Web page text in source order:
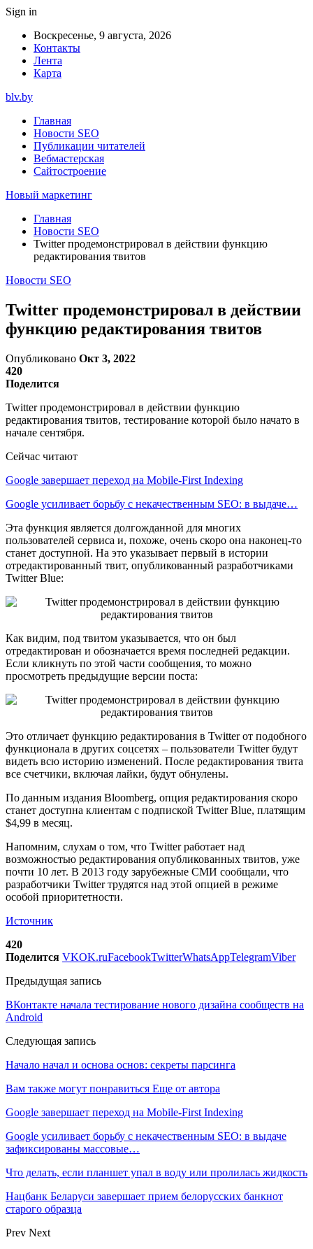
Sign in
Воскресенье, 9 августа, 2026
Контакты
Лента
Карта
blv.by
Главная
Новости SEO
Публикации читателей
Вебмастерская
Сайтостроение
Новый маркетинг
Главная
Новости SEO
Twitter продемонстрировал в действии функцию
редактирования твитов
Новости SEO
Twitter продемонстрировал в действии
функцию редактирования твитов
Опубликовано Окт 3, 2022
420
Поделится
Twitter продемонстрировал в действии функцию
редактирования твитов, тестирование которой было начато в
начале сентября.
Сейчас читают
Google завершает переход на Mobile-First Indexing
Google усиливает борьбу с некачественным SEO: в выдаче…
Эта функция является долгожданной для многих
пользователей сервиса и, похоже, очень скоро она наконец-то
станет доступной. На это указывает первый в истории
отредактированный твит, опубликованный разработчиками
Twitter Blue:
Как видим, под твитом указывается, что он был
отредактирован и обозначается время последней редакции.
Если кликнуть по этой части сообщения, то можно
просмотреть предыдущие версии поста:
Это отличает функцию редактирования в Twitter от подобного
функционала в других соцсетях – пользователи Twitter будут
видеть всю историю изменений. После редактирования твита
все счетчики, включая лайки, будут обнулены.
По данным издания Bloomberg, опция редактирования скоро
станет доступна клиентам с подпиской Twitter Blue, платящим
$4,99 в месяц.
Напомним, слухам о том, что Twitter работает над
возможностью редактирования опубликованных твитов, уже
почти 10 лет. В 2013 году зарубежные СМИ сообщали, что
разработчики Twitter трудятся над этой опцией в режиме
особой приоритетности.
Источник
420
Поделится VKOK.ruFacebookTwitterWhatsAppTelegramViber
Предыдущая запись
ВКонтакте начала тестирование нового дизайна сообществ на
Android
Следующая запись
Начало начал и основа основ: секреты парсинга
Вам также могут понравиться Еще от автора
Google завершает переход на Mobile-First Indexing
Google усиливает борьбу с некачественным SEO: в выдаче
зафиксированы массовые…
Что делать, если планшет упал в воду или пролилась жидкость
Нацбанк Беларуси завершает прием белорусских банкнот
старого образца
Prev Next